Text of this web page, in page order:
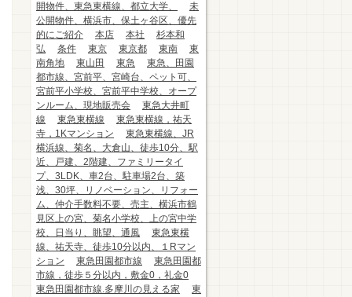
開物件、東急東横線、都立大学、
未
公開物件、横浜市、保土ヶ谷区、優先
的にご紹介
本店 本社
杉本和
弘
条件 東京 東京都 東南
東
南角地
東山田 東急
東急、田園
都市線、宮前平、宮崎台、ペット可、
宮前平小学校、宮前平中学校、オープ
ンルーム、現地販売会
東急大井町
線
東急東横線
東急東横線，祐天
寺，1Kマンション
東急東横線、JR
横浜線、菊名、大倉山、徒歩10分、駅
近、戸建、2階建、ファミリータイ
プ、3LDK、車2台、駐車場2台、築
浅、30坪、リノベーション、リフォー
ム、仲介手数料不要、売主、横浜市鶴
見区上の宮、菊名小学校、上の宮中学
校、日当り、眺望、通風
東急東横
線、祐天寺、徒歩10分以内、１Rマン
ション
東急田園都市線
東急田園都
市線，徒歩５分以内，敷金0，礼金0
東急田園都市線.多摩川の見える家
東